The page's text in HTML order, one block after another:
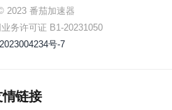
2023 番茄加速器
务许可证 B1-20231050
号-7
链接